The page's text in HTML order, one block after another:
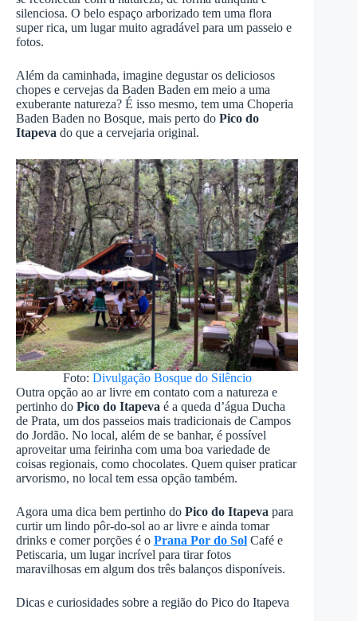
silenciosa. O belo espaço arborizado tem uma flora
super rica, um lugar muito agradável para um passeio e
fotos.
Além da caminhada, imagine degustar os deliciosos
chopes e cervejas da Baden Baden em meio a uma
exuberante natureza? É isso mesmo, tem uma Choperia
Baden Baden no Bosque, mais perto do Pico do
Itapeva do que a cervejaria original.
Foto: Divulgação Bosque do Silêncio
Outra opção ao ar livre em contato com a natureza e
pertinho do Pico do Itapeva é a queda d’água Ducha
de Prata, um dos passeios mais tradicionais de Campos
do Jordão. No local, além de se banhar, é possível
aproveitar uma feirinha com uma boa variedade de
coisas regionais, como chocolates. Quem quiser praticar
arvorismo, no local tem essa opção também.
Agora uma dica bem pertinho do Pico do Itapeva para
curtir um lindo pôr-do-sol ao ar livre e ainda tomar
drinks e comer porções é o Prana Por do Sol Café e
Petiscaria, um lugar incrível para tirar fotos
maravilhosas em algum dos três balanços disponíveis.
Dicas e curiosidades sobre a região do Pico do Itapeva